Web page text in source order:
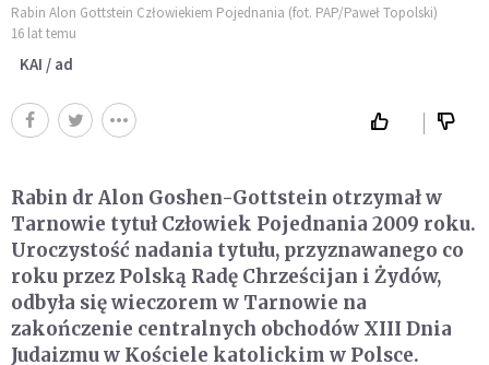
Rabin Alon Gottstein Człowiekiem Pojednania (fot. PAP/Paweł Topolski)
16 lat temu
KAI / ad
Rabin dr Alon Goshen-Gottstein otrzymał w
Tarnowie tytuł Człowiek Pojednania 2009 roku.
Uroczystość nadania tytułu, przyznawanego co
roku przez Polską Radę Chrześcijan i Żydów,
odbyła się wieczorem w Tarnowie na
zakończenie centralnych obchodów XIII Dnia
Judaizmu w Kościele katolickim w Polsce.